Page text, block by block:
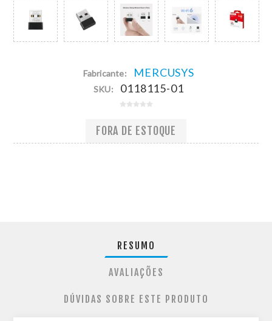
Fabricante: MERCUSYS
SKU: 0118115-01
FORA DE ESTOQUE
RESUMO
AVALIAÇÕES
DÚVIDAS SOBRE ESTE PRODUTO